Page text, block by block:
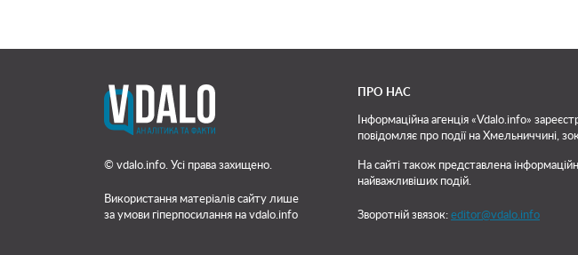
© vdalo.info. Усі права захищено.
Використання матеріалів сайту лише
за умови гіперпосилання на vdalo.info
ПРО НАС
Інформаційна агенція «Vdalo.info»
повідомляє про події на Хмельниччині,
На сайті також представлена
найважливіших подій.
Зворотній звязок: editor@vdalo.info